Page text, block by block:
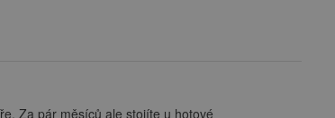
Za pár měsíců ale stojíte u hotové